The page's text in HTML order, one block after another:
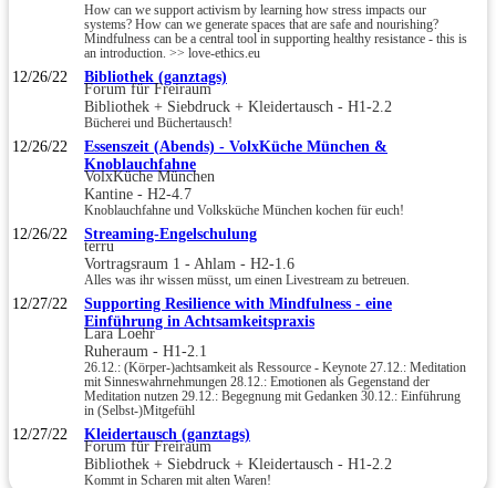
How can we support activism by learning how stress impacts our
systems? How can we generate spaces that are safe and nourishing?
Mindfulness can be a central tool in supporting healthy resistance - this is
an introduction. >> love-ethics.eu
12/26/22 Bibliothek (ganztags)
Forum für Freiraum
Bibliothek + Siebdruck + Kleidertausch - H1-2.2
Bücherei und Büchertausch!
12/26/22
Essenszeit (Abends) - VolxKüche München &
Knoblauchfahne
VolxKüche München
Kantine - H2-4.7
Knoblauchfahne und Volksküche München kochen für euch!
12/26/22 Streaming-Engelschulung
terru
Vortragsraum 1 - Ahlam - H2-1.6
Alles was ihr wissen müsst, um einen Livestream zu betreuen.
12/27/22
Supporting Resilience with Mindfulness - eine
Einführung in Achtsamkeitspraxis
Lara Loehr
Ruheraum - H1-2.1
26.12.: (Körper-)achtsamkeit als Ressource - Keynote 27.12.: Meditation
mit Sinneswahrnehmungen 28.12.: Emotionen als Gegenstand der
Meditation nutzen 29.12.: Begegnung mit Gedanken 30.12.: Einführung
in (Selbst-)Mitgefühl
12/27/22 Kleidertausch (ganztags)
Forum für Freiraum
Bibliothek + Siebdruck + Kleidertausch - H1-2.2
Kommt in Scharen mit alten Waren!